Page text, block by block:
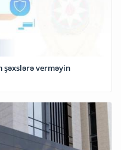
şəxslərə verməyin